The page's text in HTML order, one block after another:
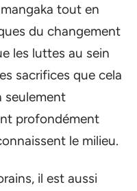
tout en
du changement
les luttes au sein
sacrifices que cela
seulement
profondément
le milieu.
il est aussi